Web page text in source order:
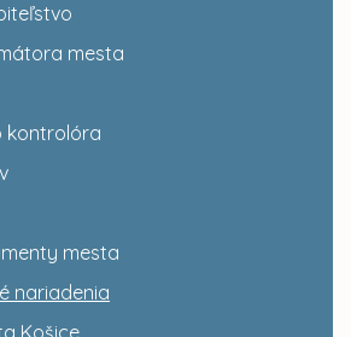
mesta
kontrolóra
mesta
nariadenia
Košice